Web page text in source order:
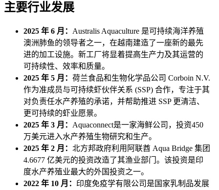
主要行业发展
2025 年 6 月： Australis Aquaculture 是可持续海洋养殖
澳洲肺鱼的领导者之一，在越南建造了一座新的最先
进的加工设施。新工厂将显着提高生产力及其运营的
可持续性、效率和质量。
2025 年 5 月： 荷兰食品和生物化学品公司 Corboin N.V.
作为准成员与可持续虾伙伴关系 (SSP) 合作，专注于其
对负责任水产养殖的承诺，并帮助推进 SSP 更清洁、
更可持续的虾业愿景。
2025 年 3 月： Aquaconnect是一家海鲜公司，投资450
万美元进入水产养殖生物研究和生产。
2025 年 2 月： 北方邦政府利用阿联酋 Aqua Bridge 集团
4.6677 亿美元的投资改造了其渔业部门。该投资是印
度水产养殖业最大的外国投资之一。
2022 年 10 月： 印度免疫学有限公司是国家乳制品发展